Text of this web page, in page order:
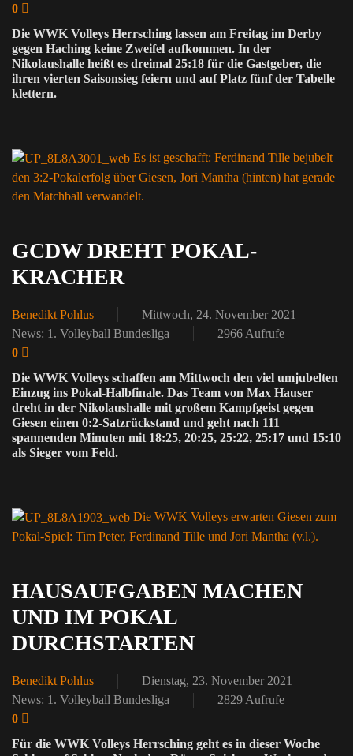
0
Die WWK Volleys Herrsching lassen am Freitag im Derby
gegen Haching keine Zweifel aufkommen. In der
Nikolaushalle heißt es dreimal 25:18 für die Gastgeber, die
ihren vierten Saisonsieg feiern und auf Platz fünf der Tabelle
klettern.
Es ist geschafft: Ferdinand Tille bejubelt
den 3:2-Pokalerfolg über Giesen, Jori Mantha (hinten) hat gerade
den Matchball verwandelt.
GCDW DREHT POKAL-
KRACHER
Benedikt Pohlus
Mittwoch, 24. November 2021
News: 1. Volleyball Bundesliga
2966 Aufrufe
0
Die WWK Volleys schaffen am Mittwoch den viel umjubelten
Einzug ins Pokal-Halbfinale. Das Team von Max Hauser
dreht in der Nikolaushalle mit großem Kampfgeist gegen
Giesen einen 0:2-Satzrückstand und geht nach 111
spannenden Minuten mit 18:25, 20:25, 25:22, 25:17 und 15:10
als Sieger vom Feld.
Die WWK Volleys erwarten Giesen zum
Pokal-Spiel: Tim Peter, Ferdinand Tille und Jori Mantha (v.l.).
HAUSAUFGABEN MACHEN
UND IM POKAL
DURCHSTARTEN
Benedikt Pohlus
Dienstag, 23. November 2021
News: 1. Volleyball Bundesliga
2829 Aufrufe
0
Für die WWK Volleys Herrsching geht es in dieser Woche